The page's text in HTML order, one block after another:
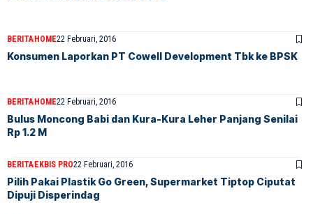
BERITAHOME22 Februari, 2016
Konsumen Laporkan PT Cowell Development Tbk ke BPSK
BERITAHOME22 Februari, 2016
Bulus Moncong Babi dan Kura-Kura Leher Panjang Senilai
Rp 1.2 M
BERITAEKBIS PRO22 Februari, 2016
Pilih Pakai Plastik Go Green, Supermarket Tiptop Ciputat
Dipuji Disperindag